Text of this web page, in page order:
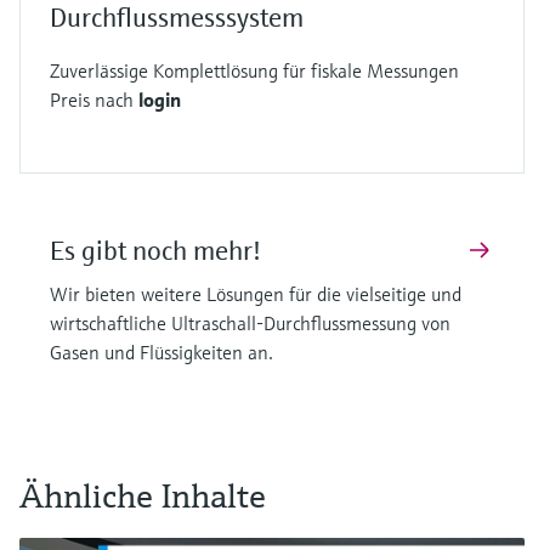
Durchflussmesssystem
Zuverlässige Komplettlösung für fiskale Messungen
Preis nach login
Es gibt noch mehr!
Wir bieten weitere Lösungen für die vielseitige und
wirtschaftliche Ultraschall-Durchflussmessung von
Gasen und Flüssigkeiten an.
Ähnliche Inhalte